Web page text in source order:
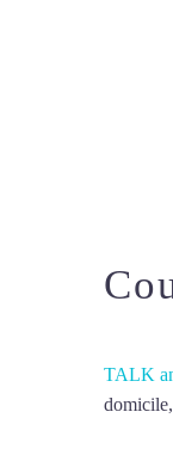
TALK